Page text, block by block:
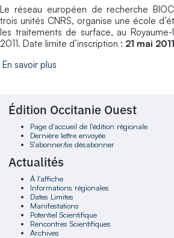
Le réseau européen de recherche
trois unités CNRS, organise une école
les traitements de surface, au
2011. Date limite d’inscription : 21 mai 2011
En savoir plus
Édition Occitanie Ouest
Page d'accueil de l'édition régionale
Dernière lettre envoyée
S'abonner/se désabonner
Actualités
À l'affiche
Informations régionales
Dates Limites
Manifestations
Potentiel Scientifique
Rencontres Scientifiques
Archives